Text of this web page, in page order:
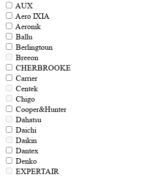
AUX
Aero IXIA
Aeronik
Ballu
Berlingtoun
Breeon
CHERBROOKE
Carrier
Centek
Chigo
Cooper&Hunter
Dahatsu
Daichi
Daikin
Dantex
Denko
EXPERTAIR